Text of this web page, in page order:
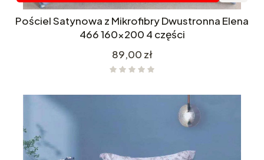
Pościel Satynowa z Mikrofibry Dwustronna Elena
466 160x200 4 części
Cena
89,00 zł